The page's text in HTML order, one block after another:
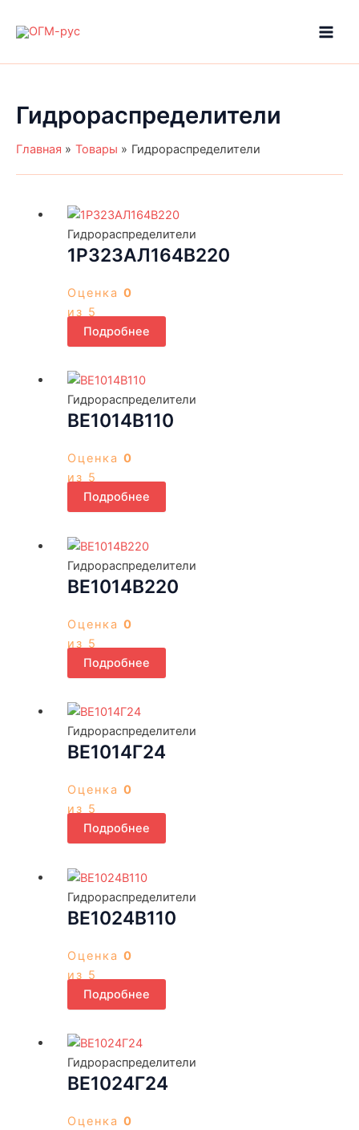
Гидрораспределители
Главная Товары Гидрораспределители
Гидрораспределители
1Р323АЛ164В220
Оценка 0
из 5
Подробнее
Гидрораспределители
ВЕ1014В110
Оценка 0
из 5
Подробнее
Гидрораспределители
ВЕ1014В220
Оценка 0
из 5
Подробнее
Гидрораспределители
ВЕ1014Г24
Оценка 0
из 5
Подробнее
Гидрораспределители
ВЕ1024В110
Оценка 0
из 5
Подробнее
Гидрораспределители
ВЕ1024Г24
Оценка 0